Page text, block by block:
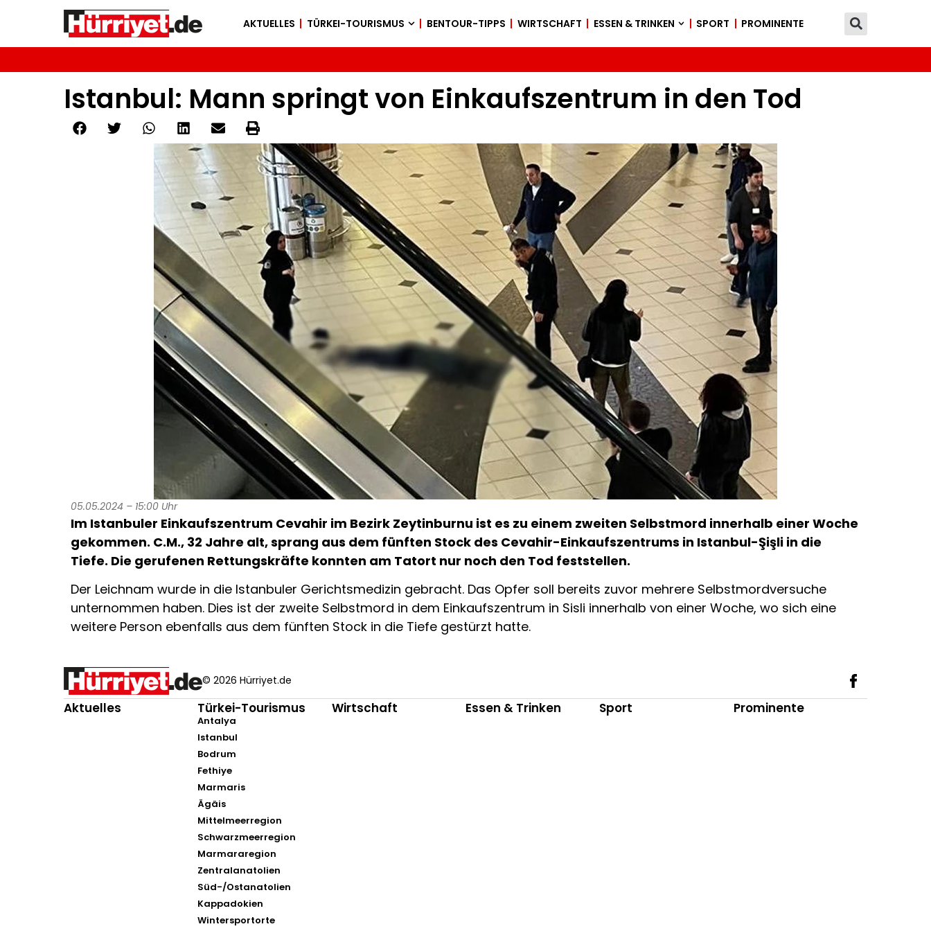
AKTUELLES TÜRKEI-TOURISMUS BENTOUR-TIPPS WIRTSCHAFT ESSEN & TRINKEN SPORT PROMINENTE
Istanbul: Mann springt von Einkaufszentrum in den Tod
05.05.2024 – 15:00 Uhr
Im Istanbuler Einkaufszentrum Cevahir im Bezirk Zeytinburnu ist es zu einem zweiten Selbstmord innerhalb einer Woche
gekommen. C.M., 32 Jahre alt, sprang aus dem fünften Stock des Cevahir-Einkaufszentrums in Istanbul-Şişli in die
Tiefe. Die gerufenen Rettungskräfte konnten am Tatort nur noch den Tod feststellen.
Der Leichnam wurde in die Istanbuler Gerichtsmedizin gebracht. Das Opfer soll bereits zuvor mehrere Selbstmordversuche
unternommen haben. Dies ist der zweite Selbstmord in dem Einkaufszentrum in Sisli innerhalb von einer Woche, wo sich eine
weitere Person ebenfalls aus dem fünften Stock in die Tiefe gestürzt hatte.
© 2026 Hürriyet.de
Aktuelles Türkei-Tourismus
Antalya
Istanbul
Bodrum
Fethiye
Marmaris
Ägäis
Mittelmeerregion
Schwarzmeerregion
Marmararegion
Zentralanatolien
Süd-/Ostanatolien
Kappadokien
Wintersportorte
Wirtschaft Essen & Trinken Sport Prominente